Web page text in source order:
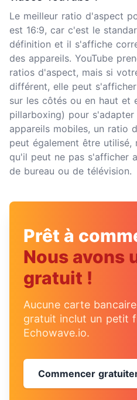
Le meilleur ratio d'aspect
est 16:9, car c'est le
définition et il s'affiche
des appareils. YouTube
ratios d'aspect, mais si
différent, elle peut
sur les côtés ou en haut et
pillarboxing) pour s'adapter
appareils mobiles, un ratio
peut également être utilisé,
qu'il peut ne pas s'afficher
de bureau ou de télévision.
Prêt à
Nous avons
gratuit !
Aucune carte
gratuit inclut un petit
Echowave.io.
Commencer